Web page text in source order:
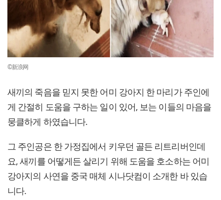
©新浪网
새끼의 죽음을 믿지 못한 어미 강아지 한 마리가 주인에
게 간절히 도움을 구하는 일이 있어, 보는 이들의 마음을
뭉클하게 하였습니다.
그 주인공은 한 가정집에서 키우던 골든 리트리버인데
요, 새끼를 어떻게든 살리기 위해 도움을 호소하는 어미
강아지의 사연을 중국 매체 시나닷컴이 소개한 바 있습
니다.